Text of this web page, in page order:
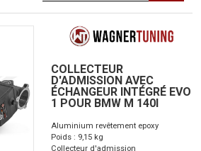
COLLECTEUR
D'ADMISSION AVEC
ÉCHANGEUR INTÉGRÉ EVO
1 POUR BMW M 140I
Aluminium revêtement epoxy
Poids : 9,15 kg
Collecteur d'admission